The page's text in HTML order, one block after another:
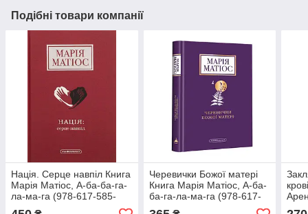
Подібні товари компанії
Нація. Серце навпіл Книга
Марія Матіос, А-ба-ба-га-
ла-ма-га (978-617-585-
287-3)
Черевички Божої матері
Книга Марія Матіос, А-ба-
ба-га-ла-ма-га (978-617-
585-224-8)
га